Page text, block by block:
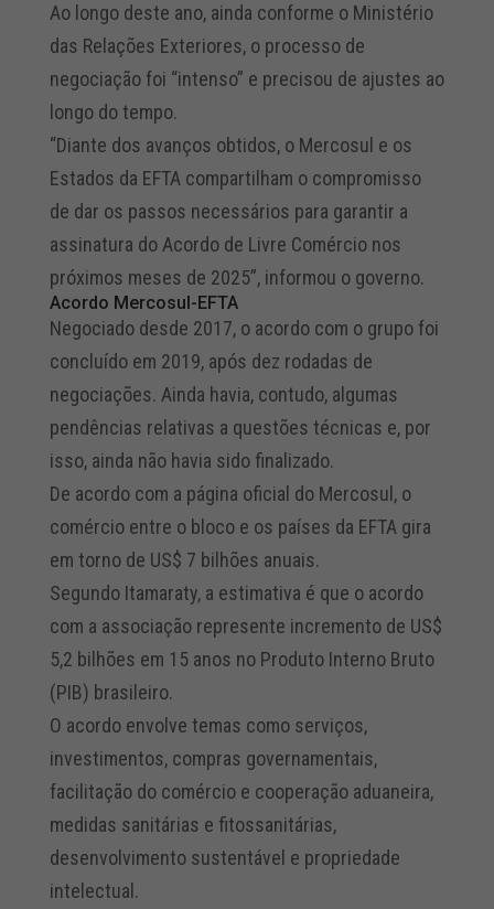
Ao longo deste ano, ainda conforme o Ministério
das Relações Exteriores, o processo de
negociação foi “intenso” e precisou de ajustes ao
longo do tempo.
“Diante dos avanços obtidos, o Mercosul e os
Estados da EFTA compartilham o compromisso
de dar os passos necessários para garantir a
assinatura do Acordo de Livre Comércio nos
próximos meses de 2025”, informou o governo.
Acordo Mercosul-EFTA
Negociado desde 2017, o acordo com o grupo foi
concluído em 2019, após dez rodadas de
negociações. Ainda havia, contudo, algumas
pendências relativas a questões técnicas e, por
isso, ainda não havia sido finalizado.
De acordo com a página oficial do Mercosul, o
comércio entre o bloco e os países da EFTA gira
em torno de US$ 7 bilhões anuais.
Segundo Itamaraty, a estimativa é que o acordo
com a associação represente incremento de US$
5,2 bilhões em 15 anos no Produto Interno Bruto
(PIB) brasileiro.
O acordo envolve temas como serviços,
investimentos, compras governamentais,
facilitação do comércio e cooperação aduaneira,
medidas sanitárias e fitossanitárias,
desenvolvimento sustentável e propriedade
intelectual.